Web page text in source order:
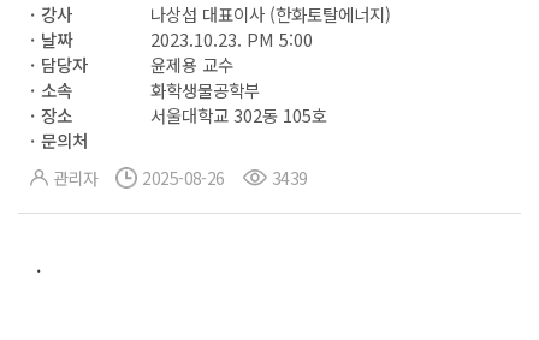
강사
나상섭 대표이사 (한화토탈에너지)
날짜
2023.10.23. PM 5:00
담당자
윤제용 교수
소속
화학생물공학부
장소
서울대학교 302동 105호
문의처
관리자 2025-08-26 3439
.